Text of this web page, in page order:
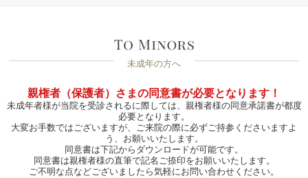
未成年の方へ
親権者（保護者）さまの同意書が必要となります！
未成年者様が当院を受診されるに際しては、親権者様の同意承諾書が都度
必要となります。
大変お手数ではございますが、ご来院の際に必ずご持参くださいますよ
う、お願いいたします。
同意書は下記からダウンロードが可能です。
同意書は親権者様の直筆で記名ご捺印をお願いいたします。
ご不明な点などございましたら気軽にお問い合わせください。